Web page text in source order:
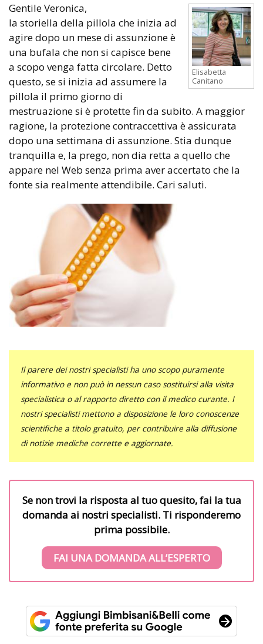
Elisabetta
Canitano
Gentile Veronica,
la storiella della pillola che inizia ad
agire dopo un mese di assunzione è
una bufala che non si capisce bene
a scopo venga fatta circolare. Detto
questo, se si inizia ad assumere la
pillola il primo giorno di
mestruazione si è protette fin da subito. A maggior
ragione, la protezione contraccettiva è assicurata
dopo una settimana di assunzione. Stia dunque
tranquilla e, la prego, non dia retta a quello che
appare nel Web senza prima aver accertato che la
fonte sia realmente attendibile. Cari saluti.
Il parere dei nostri specialisti ha uno scopo puramente
informativo e non può in nessun caso sostituirsi alla visita
specialistica o al rapporto diretto con il medico curante. I
nostri specialisti mettono a disposizione le loro conoscenze
scientifiche a titolo gratuito, per contribuire alla diffusione
di notizie mediche corrette e aggiornate.
Se non trovi la risposta al tuo quesito, fai la tua
domanda ai nostri specialisti. Ti risponderemo
prima possibile.
FAI UNA DOMANDA ALL’ESPERTO